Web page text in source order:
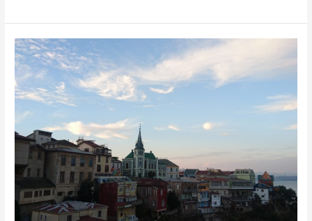
Jugement,
culpabilité
et
bûcher
aujourd’hui
Valparaíso
brûle
Judas